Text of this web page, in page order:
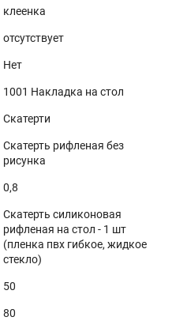
царапины.
стола от воды и
клеенка
отсутствует
Нет
1001 Накладка на стол
Скатерти
Скатерть рифленая без
рисунка
0,8
Скатерть силиконовая
рифленая на стол - 1 шт
(пленка пвх гибкое, жидкое
стекло)
50
80